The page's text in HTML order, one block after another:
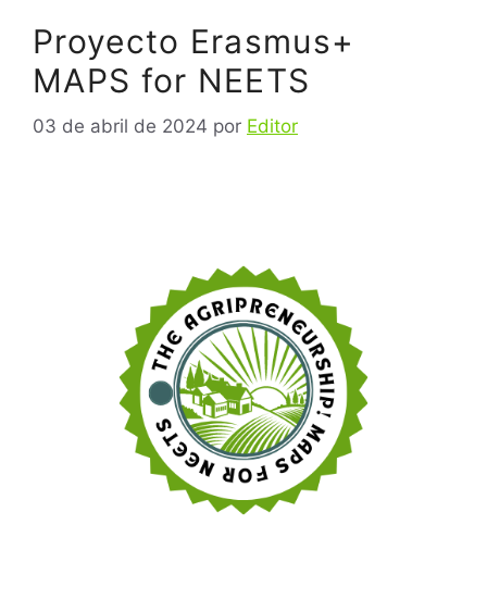
Proyecto Erasmus+
MAPS for NEETS
03 de abril de 2024 por Editor